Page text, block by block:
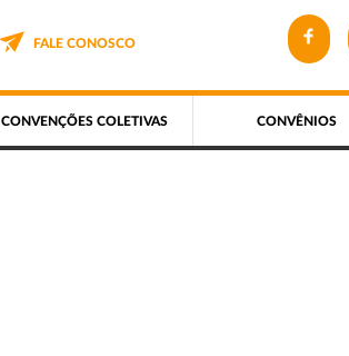
FALE CONOSCO
CONVENÇÕES COLETIVAS CONVÊNIOS